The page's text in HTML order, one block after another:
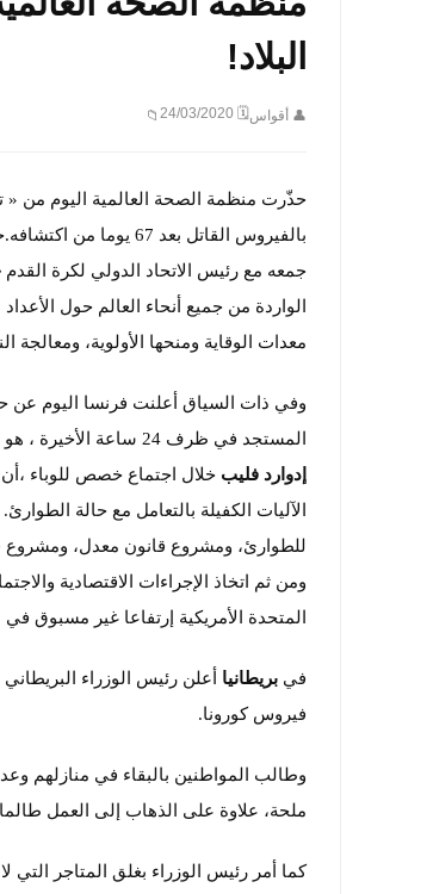
البلاد!
👤 أقواس🗓 24/03/2020
📁
بالفيروس القاتل بعد 67 يوما من اكتشافه.حيث أعرب رئيس المنظمة
جمعه مع رئيس الاتحاد الدولي لكرة القدم
الواردة من جميع أنحاء العالم حول
معدات الوقاية ومنحها الأولوية،
المستجد في ظرف 24 ساعة الأخيرة ، هو ما يرفع العدد الإجمالي إلى 860 وفاة منذ بداية انتشار الوباء.حيث قال رئيس الوزراء الفرنسي
إدوارد فليب خلال اجتماع خصص للوباء
الآليات الكفيلة بالتعامل مع حالة
للطوارئ، ومشروع قانون معدل،
ومن ثم اتخاذ الإجراءات الاقتصادية
المتحدة الأمريكية إرتفاعا غير مسبوق في الحالة
في بريطانيا أعلن رئيس الوزراء البريطاني
فيروس كورونا.
وطالب المواطنين بالبقاء في منازلهم
ملحة، علاوة على الذهاب إلى العمل
كما أمر رئيس الوزراء بغلق المتاجر